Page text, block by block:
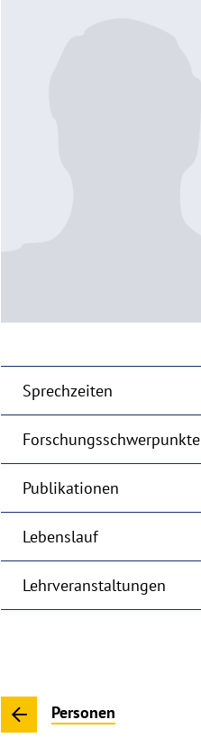
Sprechzeiten
Forschungsschwerpunkte
Publikationen
Lebenslauf
Lehrveranstaltungen
Personen